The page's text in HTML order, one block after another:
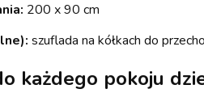
200 x 90 cm
szuflada na kółkach do
każdego pokoju